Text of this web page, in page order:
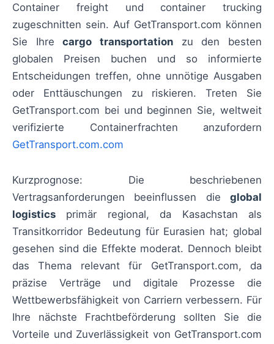
Container freight und container trucking
zugeschnitten sein. Auf GetTransport.com können
Sie Ihrecargo transportation zu den besten
globalen Preisen buchen und so informierte
Entscheidungen treffen, ohne unnötige Ausgaben
oder Enttäuschungen zu riskieren. Treten Sie
GetTransport.com bei und beginnen Sie, weltweit
verifizierte Containerfrachten anzufordern
GetTransport.com.com
Kurzprognose: Die beschriebenen
Vertragsanforderungen beeinflussen die global
logistics primär regional, da Kasachstan als
Transitkorridor Bedeutung für Eurasien hat; global
gesehen sind die Effekte moderat. Dennoch bleibt
das Thema relevant für GetTransport.com, da
präzise Verträge und digitale Prozesse die
Wettbewerbsfähigkeit von Carriern verbessern. Für
Ihre nächste Frachtbeförderung sollten Sie die
Vorteile und Zuverlässigkeit von GetTransport.com